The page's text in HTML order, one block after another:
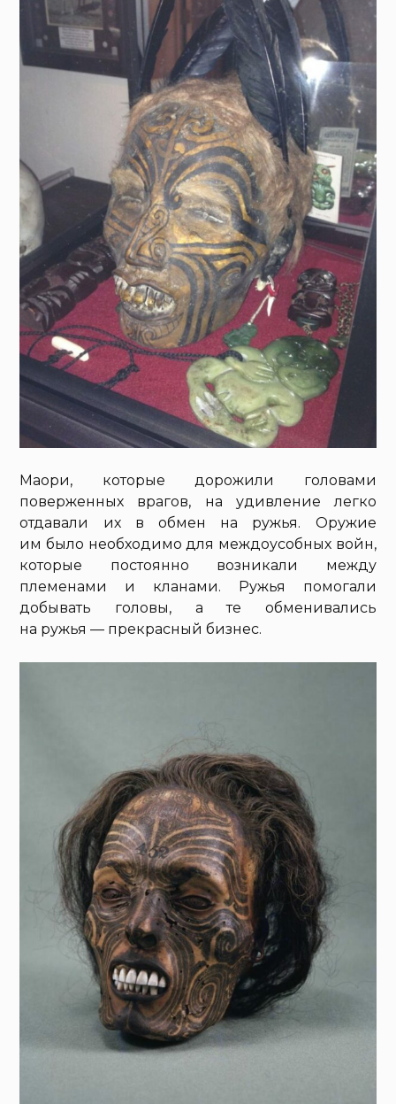
Маори, которые дорожили головами
поверженных врагов, на удивление легко
отдавали их в обмен на ружья. Оружие
им было необходимо для междоусобных войн,
которые постоянно возникали между
племенами и кланами. Ружья помогали
добывать головы, а те обменивались
на ружья — прекрасный бизнес.